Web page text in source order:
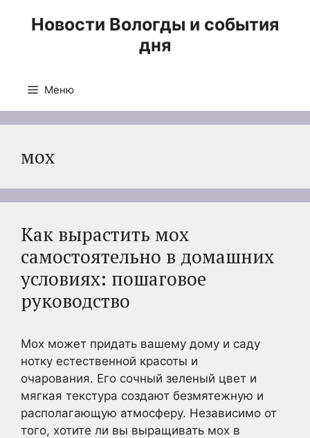
Новости Вологды и события
дня
Меню
мох
Как вырастить мох
самостоятельно в домашних
условиях: пошаговое
руководство
Мох может придать вашему дому и саду
нотку естественной красоты и
очарования. Его сочный зеленый цвет и
мягкая текстура создают безмятежную и
располагающую атмосферу. Независимо от
того, хотите ли вы выращивать мох в